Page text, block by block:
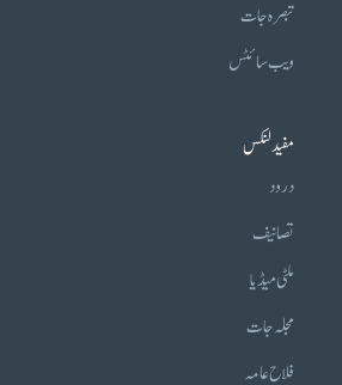
تبصرہ جات
ویب سائٹس
مفید لنکس
درود
تصانیف
ملٹی میڈیا
مجلہ جات
فلاح عامہ